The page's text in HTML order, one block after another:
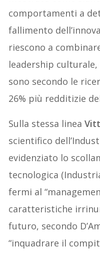
comportamenti a
fallimento
riescono a
leadership culturale,
sono secondo le
26% più redditizie
Sulla stessa linea
scientifico
evidenziato lo
tecnologica
fermi al
caratteristiche
futuro, secondo
“inquadrare il